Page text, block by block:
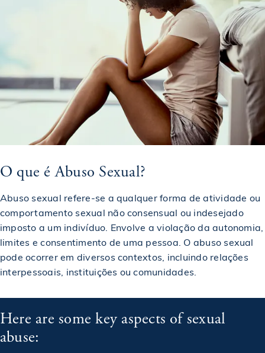
O que é Abuso Sexual?
Abuso sexual refere-se a qualquer forma de atividade ou
comportamento sexual não consensual ou indesejado
imposto a um indivíduo. Envolve a violação da autonomia,
limites e consentimento de uma pessoa. O abuso sexual
pode ocorrer em diversos contextos, incluindo relações
interpessoais, instituições ou comunidades.
Here are some key aspects of sexual
abuse: